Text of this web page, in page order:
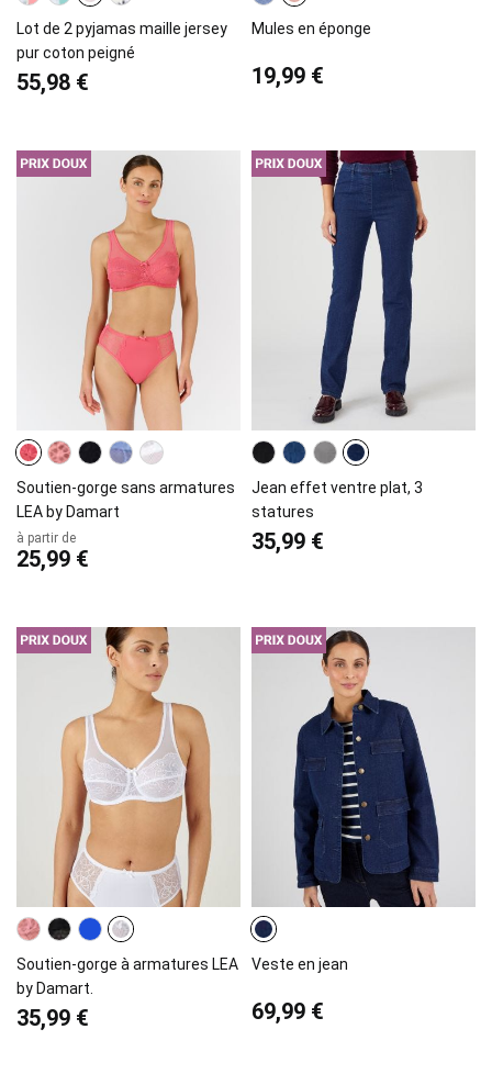
Lot de 2 pyjamas maille jersey
pur coton peigné
55,98 €
Mules en éponge
19,99 €
Soutien-gorge sans armatures
LEA by Damart
à partir de
25,99 €
Jean effet ventre plat, 3
statures
35,99 €
Soutien-gorge à armatures LEA
by Damart.
35,99 €
Veste en jean
69,99 €